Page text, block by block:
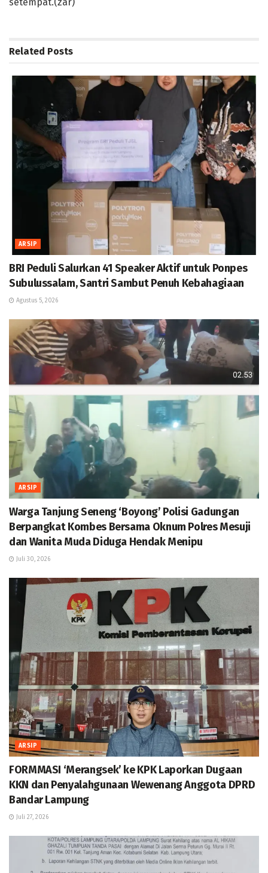
Related Posts
ARSIP
BRI Peduli Salurkan 41 Speaker Aktif untuk Ponpes
Subulussalam, Santri Sambut Penuh Kebahagiaan
Agustus 5, 2026
ARSIP
Warga Tanjung Seneng ‘Boyong’ Polisi Gadungan
Berpangkat Kombes Bersama Oknum Polres Mesuji
dan Wanita Muda Diduga Hendak Menipu
Juli 30, 2026
ARSIP
FORMMASI ‘Merangsek’ ke KPK Laporkan Dugaan
KKN dan Penyalahgunaan Wewenang Anggota DPRD
Bandar Lampung
Juli 27, 2026